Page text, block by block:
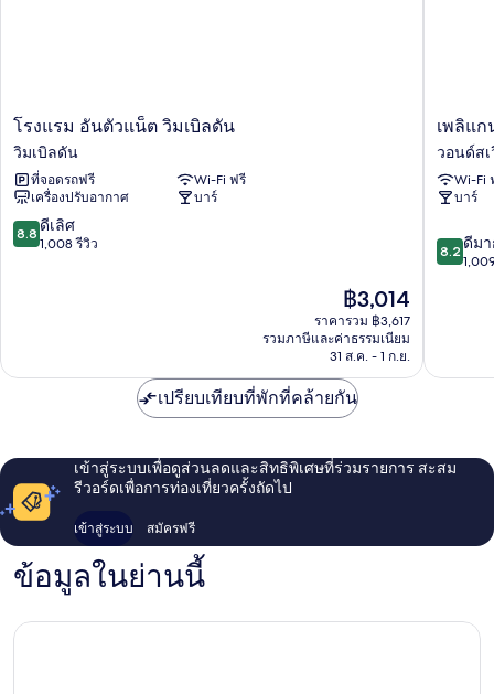
โรงแรม
อัน
ตัว
แน็ต
วิมเบิลดัน
วิมเบิลดัน
โรงแรม อันตัวแน็ต วิมเบิลดัน
วิมเบิลดัน
ที่จอดรถฟรี
Wi-Fi ฟรี
เครื่องปรับอากาศ
บาร์
8.8
จาก
8.8 ดีเลิศ
1,008 รีวิว
ราคา
ปัจจุบัน
คือ
฿3,014
฿3,014
ราคารวม ฿3,617
รวมภาษีและค่าธรรมเนียม
31 ส.ค. - 1 ก.ย.
เพ
แกน
ลอนดอน
โฮ
แอนด์
เรส
เพลิแ
วอนด์ส
Wi-Fi
บาร์
8.2
จาก
8.2 ดีม
เปรียบเทียบที่พักที่คล้ายกัน
เข้าสู่ระบบเพื่อดูส่วนลดและสิทธิพิเศษที่ร่วมรายการ สะสม
รีวอร์ดเพื่อการท่องเที่ยวครั้งถัดไป
เข้าสู่ระบบ สมัครฟรี
ข้อมูลในย่านนี้